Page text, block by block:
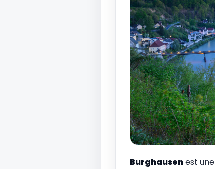
Burghausenest une